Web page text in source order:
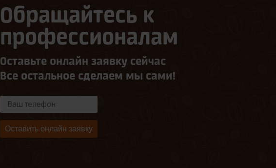
Обращайтесь к
профессионалам
Оставьте онлайн заявку сейчас
Все остальное сделаем мы сами!
Оставить онлайн заявку